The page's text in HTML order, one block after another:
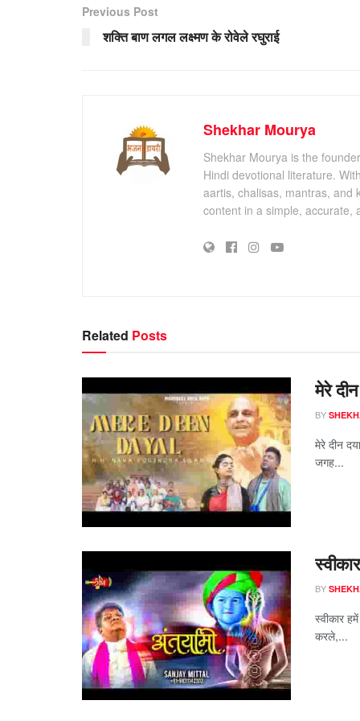
Previous Post
शक्ति बाण लगल लक्ष्मण के रोवेले रघुराई
Shekhar Mourya
Shekhar Mourya is the
Hindi devotional literature.
aartis, chalisas, mantras, and
content in a simple, accurate,
Related Posts
मेरे
BY
मेरे दीन
जगह...
BY
स्वीकार
करले,...